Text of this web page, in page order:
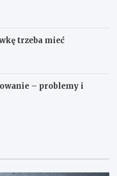
trzeba mieć
– problemy i